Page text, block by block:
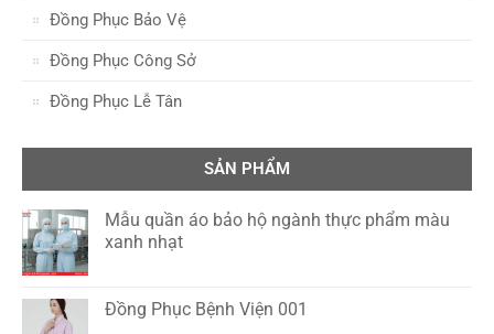
Đồng Phục Bảo Vệ
Đồng Phục Công Sở
Đồng Phục Lễ Tân
SẢN PHẨM
Mẫu quần áo bảo hộ ngành thực phẩm màu
xanh nhạt
Đồng Phục Bệnh Viện 001